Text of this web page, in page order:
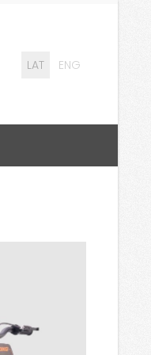
LAT ENG